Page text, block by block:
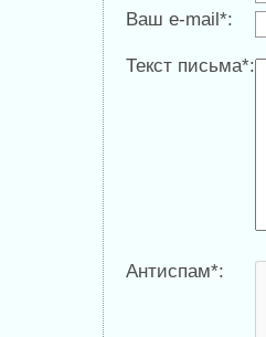
Ваш e-mail*:
Текст письма*:
Антиспам*: